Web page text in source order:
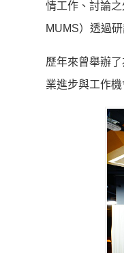
情工作、討論
MUMS）透過
歷年來曾舉辦
業進步與工作